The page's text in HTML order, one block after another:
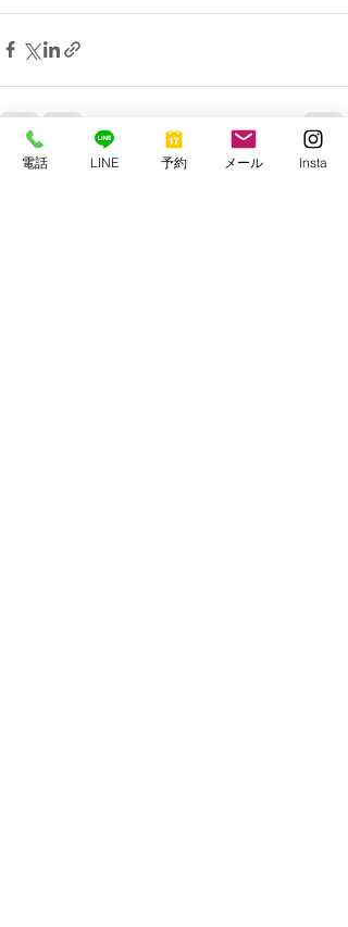
最新記事 すべて表示
電話 LINE 予約 メール Insta